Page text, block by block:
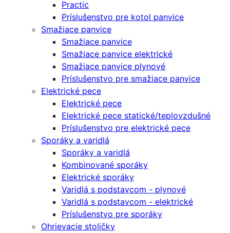
Practic
Príslušenstvo pre kotol panvice
Smažiace panvice
Smažiace panvice
Smažiace panvice elektrické
Smažiace panvice plynové
Príslušenstvo pre smažiace panvice
Elektrické pece
Elektrické pece
Elektrické pece statické/teplovzdušné
Príslušenstvo pre elektrické pece
Sporáky a varidlá
Sporáky a varidlá
Kombinované sporáky
Elektrické sporáky
Varidlá s podstavcom - plynové
Varidlá s podstavcom - elektrické
Príslušenstvo pre sporáky
Ohrievacie stoličky